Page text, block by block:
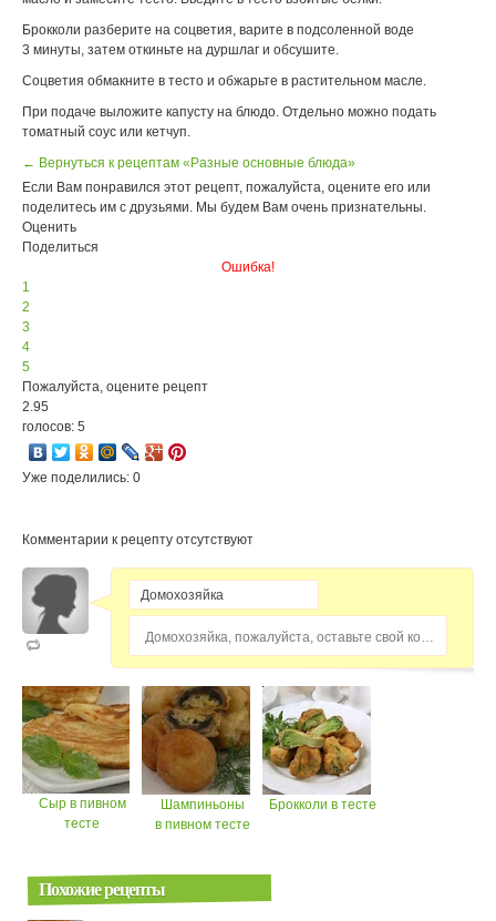
Брокколи разберите на соцветия, варите в подсоленной воде
3 минуты, затем откиньте на дуршлаг и обсушите.
Соцветия обмакните в тесто и обжарьте в растительном масле.
При подаче выложите капусту на блюдо. Отдельно можно подать
томатный соус или кетчуп.
← Вернуться к рецептам «Разные основные блюда»
Если Вам понравился этот рецепт, пожалуйста, оцените его или
поделитесь им с друзьями. Мы будем Вам очень признательны.
Оценить
Поделиться
Ошибка!
1
2
3
4
5
Пожалуйста, оцените рецепт
2.95
голосов: 5
Уже поделились: 0
Комментарии к рецепту отсутствуют
Домохозяйка, пожалуйста, оставьте свой комментарий...
Сыр в пивном
тесте
Шампиньоны
в пивном тесте
Брокколи в тесте
Похожие рецепты